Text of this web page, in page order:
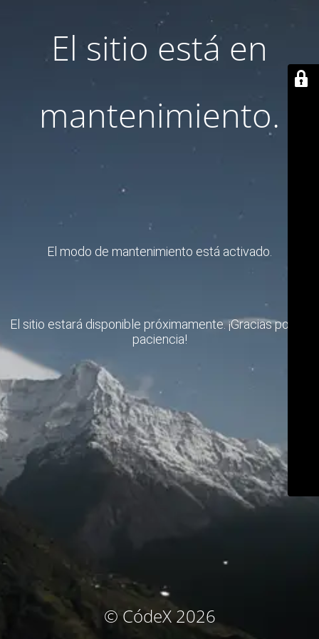
El sitio está en
mantenimiento.
El modo de mantenimiento está activado.
El sitio estará disponible próximamente. ¡Gracias por su
paciencia!
© CódeX 2026